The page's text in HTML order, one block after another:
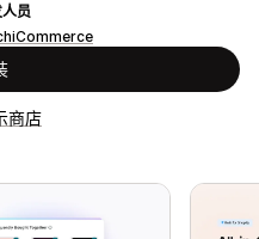
员
商店